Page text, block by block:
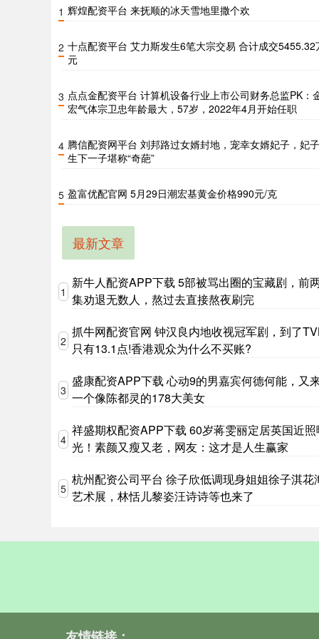
1 辉煌配资平台 来抚顺的冰天雪地里撒个欢
2 十点配资平台 艾力斯发生6笔大宗交易 合计成交5455.32
元
3 点点金配资平台 计算机设备行业上市公司财务总监PK：
宏气体宗卫忠年龄最大，57岁，2022年4月开始任职
4 腾信配资网平台 刘邦路过女婿封地，宠幸女婿妃子，妃子
生下一子堪称“奇葩”
5 盈富优配官网 5月29日潮宏基黄金价格990元/克
最新文章
1
新牛人配资APP下载 5部被骂出圈的宝藏剧，前
集劝退无数人，熬过去直接熬夜刷完
2
抓牛网配资官网 钟汉良内地收视冠军剧，到了
只有13.1点!香港观众为什么不买账?
3
盛康配资APP下载 心动9的男嘉宾何德何能，又
一个像陈都灵的178大美女
4
祥盛期权配资APP下载 60岁蒋雯丽定居英国近照
光！素颜又瘦又老，网友：这才是人生赢家
5
杭州配资公司平台 徐子欣低调现身姐姐徐子淇花
艺术展，林恬儿黎姿汪诗诗等也来了